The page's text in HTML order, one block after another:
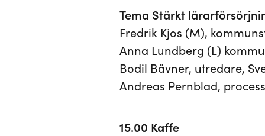
Tema Stärkt
Fredrik Kjos (M),
Anna Lundberg (L)
Bodil Båvner, utredare,
Andreas Pernblad,
15.00 Kaffe